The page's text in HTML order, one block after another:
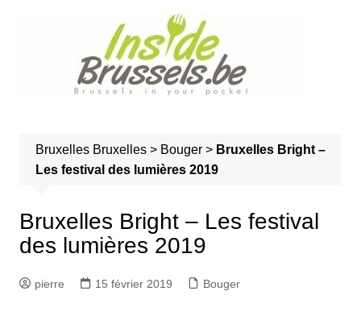
Bruxelles Bruxelles> Bouger> Bruxelles Bright –
Les festival des lumières 2019
Bruxelles Bright – Les festival
des lumières 2019
pierre 15 février 2019 Bouger